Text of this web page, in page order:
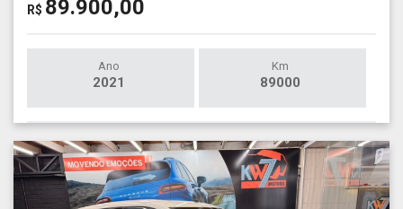
R$ 89.900,00
Ano
2021
Km
89000